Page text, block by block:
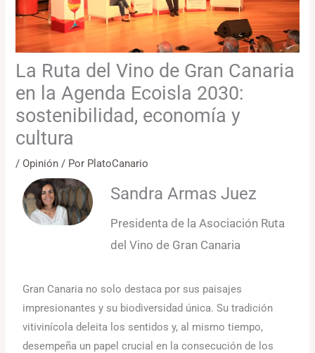
La Ruta del Vino de Gran Canaria
en la Agenda Ecoisla 2030:
sostenibilidad, economía y
cultura
/ Opinión / Por PlatoCanario
Sandra Armas Juez
Presidenta de la Asociación Ruta
del Vino de Gran Canaria
Gran Canaria no solo destaca por sus paisajes
impresionantes y su biodiversidad única. Su tradición
vitivinícola deleita los sentidos y, al mismo tiempo,
desempeña un papel crucial en la consecución de los